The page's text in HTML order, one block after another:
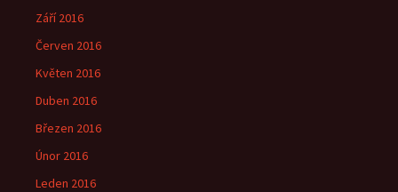
Září 2016
Červen 2016
Květen 2016
Duben 2016
Březen 2016
Únor 2016
Leden 2016